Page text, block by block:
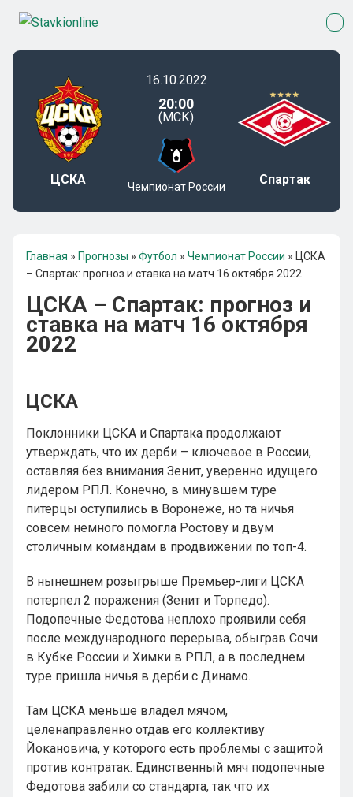
ЦСКА
16.10.2022
20:00
(МСК)
Чемпионат России Спартак
Главная » Прогнозы » Футбол » Чемпионат России » ЦСКА
– Спартак: прогноз и ставка на матч 16 октября 2022
ЦСКА – Спартак: прогноз и
ставка на матч 16 октября
2022
ЦСКА
Поклонники ЦСКА и Спартака продолжают
утверждать, что их дерби – ключевое в России,
оставляя без внимания Зенит, уверенно идущего
лидером РПЛ. Конечно, в минувшем туре
питерцы оступились в Воронеже, но та ничья
совсем немного помогла Ростову и двум
столичным командам в продвижении по топ-4.
В нынешнем розыгрыше Премьер-лиги ЦСКА
потерпел 2 поражения (Зенит и Торпедо).
Подопечные Федотова неплохо проявили себя
после международного перерыва, обыграв Сочи
в Кубке России и Химки в РПЛ, а в последнем
туре пришла ничья в дерби с Динамо.
Там ЦСКА меньше владел мячом,
целенаправленно отдав его коллективу
Йокановича, у которого есть проблемы с защитой
против контратак. Единственный мяч подопечные
Федотова забили со стандарта, так что их